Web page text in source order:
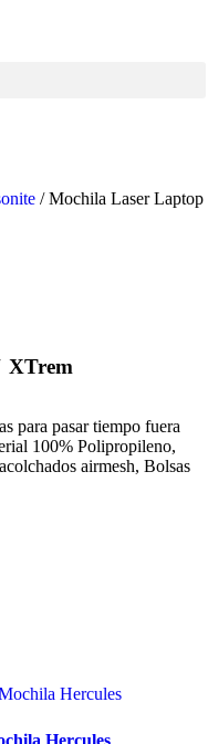
/ Mochila Laser Laptop
XTrem
para pasar tiempo fuera
100% Polipropileno,
airmesh, Bolsas
Hercules